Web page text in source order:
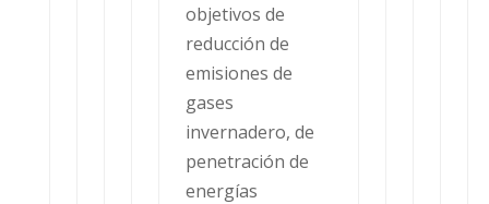
objetivos de
reducción de
emisiones de
gases
invernadero, de
penetración de
energías